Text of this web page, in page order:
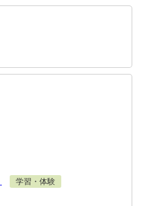
学習・体験